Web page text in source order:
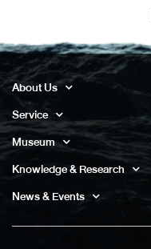
About Us
Service
Museum
Knowledge & Research
News & Events